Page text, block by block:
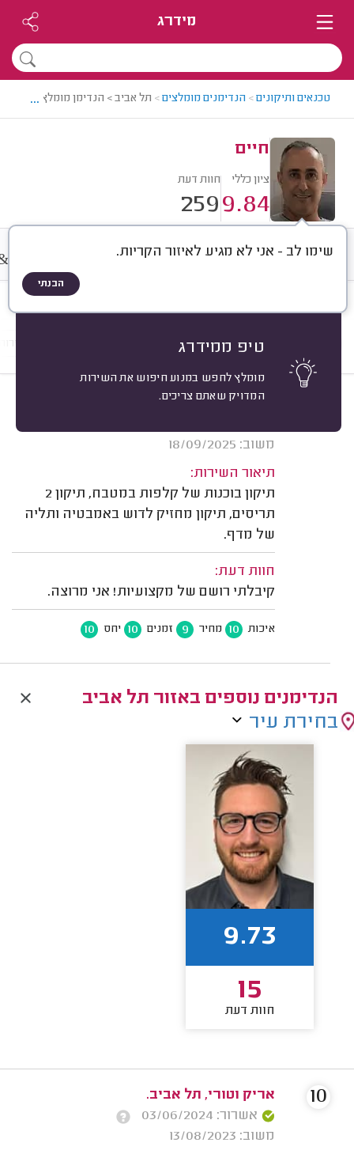
מידרג
טכנאים ותיקונים> הנדימנים מומלצים> תל אביב > הנדימן מומלץ - חיים
...
חיים
ציון כללי
9.84
חוות דעת
259
שימו לב - אני לא מגיע לאיזור הקריות.
הבנתי
טיפ ממידרג
מומלץ לחפש במנוע חיפוש את השירות
המדויק שאתם צריכים.
חוות דעת מחירים
התקנה ותלייה
דניאל גלדשטיין, תל אביב.
משוב: 18/09/2025
תיאור השירות:
תיקון בוכנות של קלפות במטבח, תיקון 2
תריסים, תיקון מחזיק לדוש באמבטיה ותליה
של מדף.
חוות דעת:
קיבלתי רושם של מקצועיות! אני מרוצה.
איכות 10 מחיר 9 זמנים 10 יחס 10
הנדימנים נוספים באזור תל אביב
בחירת עיר
9.73
15
חוות דעת
אריק וטורי, תל אביב.
אשרור: 03/06/2024
משוב: 13/08/2023
10